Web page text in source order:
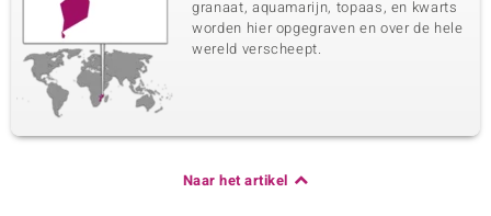
granaat, aquamarijn, topaas, en kwarts
worden hier opgegraven en over de hele
wereld verscheept.
Naar het artikel